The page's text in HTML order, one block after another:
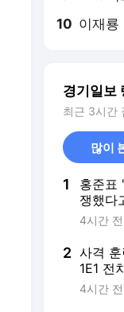
10 이재룡
경기일보
최근 3시간
많이
1
홍준표
쟁했다
집어씌
4시간 전
2 사격
1E1 전
에 '전
4시간 전